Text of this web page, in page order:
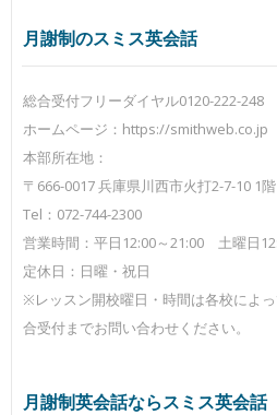
月謝制のスミス英会話
総合受付フリーダイヤル0120-222-248
ホームページ：https://smithweb.co.jp
本部所在地：
〒666-0017 兵庫県川西市火打2-7-10 1階
Tel：072-744-2300
営業時間：平日12:00～21:00 土曜日
定休日：日曜・祝日
※レッスン開校曜日・時間は各校によ
合受付までお問い合わせください。
月謝制英会話ならスミス英会話